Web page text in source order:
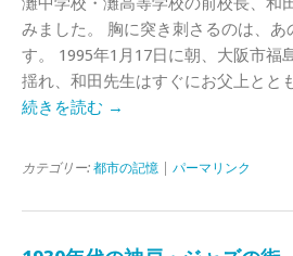
みました。 胸に突き刺さるのは、
す。 1995年1月17日に朝、大阪市福
揺れ、和田先生はすぐにお父上とと
続きを読む →
カテゴリー: 都市の記憶 パーマリンク